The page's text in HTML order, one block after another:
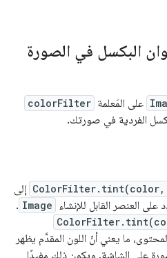
البكسل في الصورة
على المَعلمة colorFilter
الفردية في صورتك.
ColorFilter.tint(color, إلى
العنصر القابل للإنشاء
Image
.
ما يعني أنّ اللون المقدَّم يظهر
على الشاشة. ويكون ذلك مفيدًا